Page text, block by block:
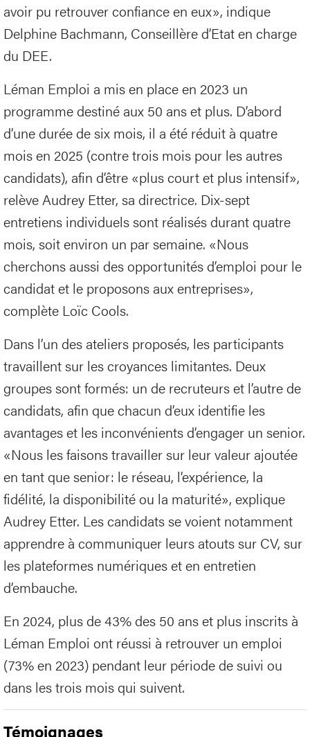
avoir pu retrouver confiance en eux», indique
Delphine Bachmann, Conseillère d’Etat en charge
du DEE.
Léman Emploi a mis en place en 2023 un
programme destiné aux 50 ans et plus. D’abord
d’une durée de six mois, il a été réduit à quatre
mois en 2025 (contre trois mois pour les autres
candidats), afin d’être «plus court et plus intensif»,
relève Audrey Etter, sa directrice. Dix-sept
entretiens individuels sont réalisés durant quatre
mois, soit environ un par semaine. «Nous
cherchons aussi des opportunités d’emploi pour le
candidat et le proposons aux entreprises»,
complète Loïc Cools.
Dans l’un des ateliers proposés, les participants
travaillent sur les croyances limitantes. Deux
groupes sont formés: un de recruteurs et l’autre de
candidats, afin que chacun d’eux identifie les
avantages et les inconvénients d’engager un senior.
«Nous les faisons travailler sur leur valeur ajoutée
en tant que senior: le réseau, l’expérience, la
fidélité, la disponibilité ou la maturité», explique
Audrey Etter. Les candidats se voient notamment
apprendre à communiquer leurs atouts sur CV, sur
les plateformes numériques et en entretien
d’embauche.
En 2024, plus de 43% des 50 ans et plus inscrits à
Léman Emploi ont réussi à retrouver un emploi
(73% en 2023) pendant leur période de suivi ou
dans les trois mois qui suivent.
Témoignages